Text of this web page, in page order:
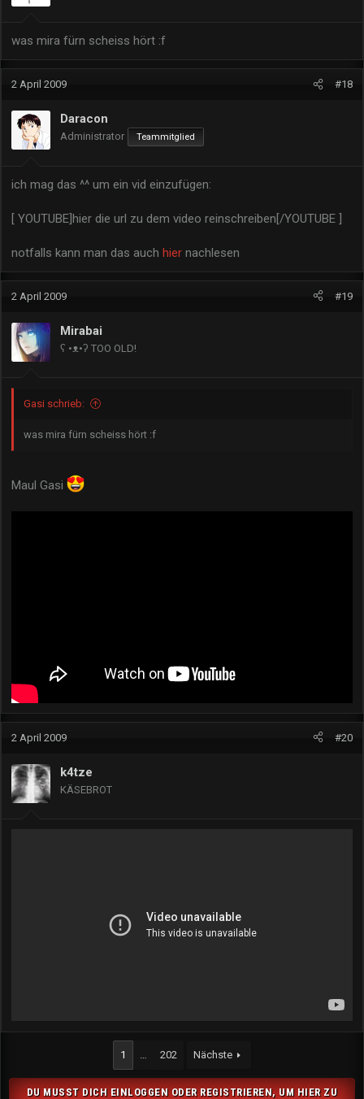
was mira fürn scheiss hört :f
2 April 2009 #18
Daracon
Administrator Teammitglied
ich mag das ^^ um ein vid einzufügen:
[ YOUTUBE]hier die url zu dem video reinschreiben[/YOUTUBE ]
notfalls kann man das auch hier nachlesen
2 April 2009 #19
Mirabai
ʕ •ᴥ•ʔ TOO OLD!
Gasi schrieb:
was mira fürn scheiss hört :f
Maul Gasi
2 April 2009 #20
k4tze
KÄSEBROT
1 202 Nächste
DU MUSST DICH EINLOGGEN ODER REGISTRIEREN, UM HIER ZU